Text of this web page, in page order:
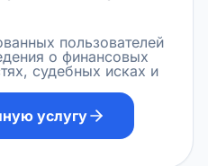
пользователей
о финансовых
судебных исках и
услугу